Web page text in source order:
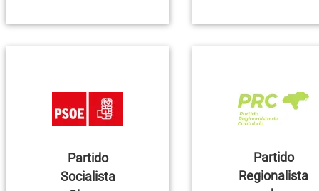
Partido
Socialista
Partido
Regionalista